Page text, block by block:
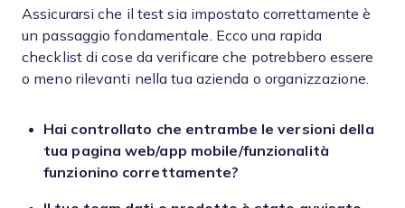
Assicurarsi che il test sia impostato correttamente è
un passaggio fondamentale. Ecco una rapida
checklist di cose da verificare che potrebbero essere
o meno rilevanti nella tua azienda o organizzazione.
Hai controllato che entrambe le versioni della
tua pagina web/app mobile/funzionalità
funzionino correttamente?